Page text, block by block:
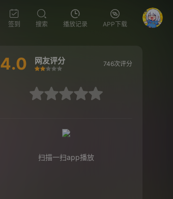
签到 搜索 播放记录 APP下载
4.0 网友评分
很差较差还行
推荐
力荐
746次评分
较差还行推荐力荐
扫描一扫app播放